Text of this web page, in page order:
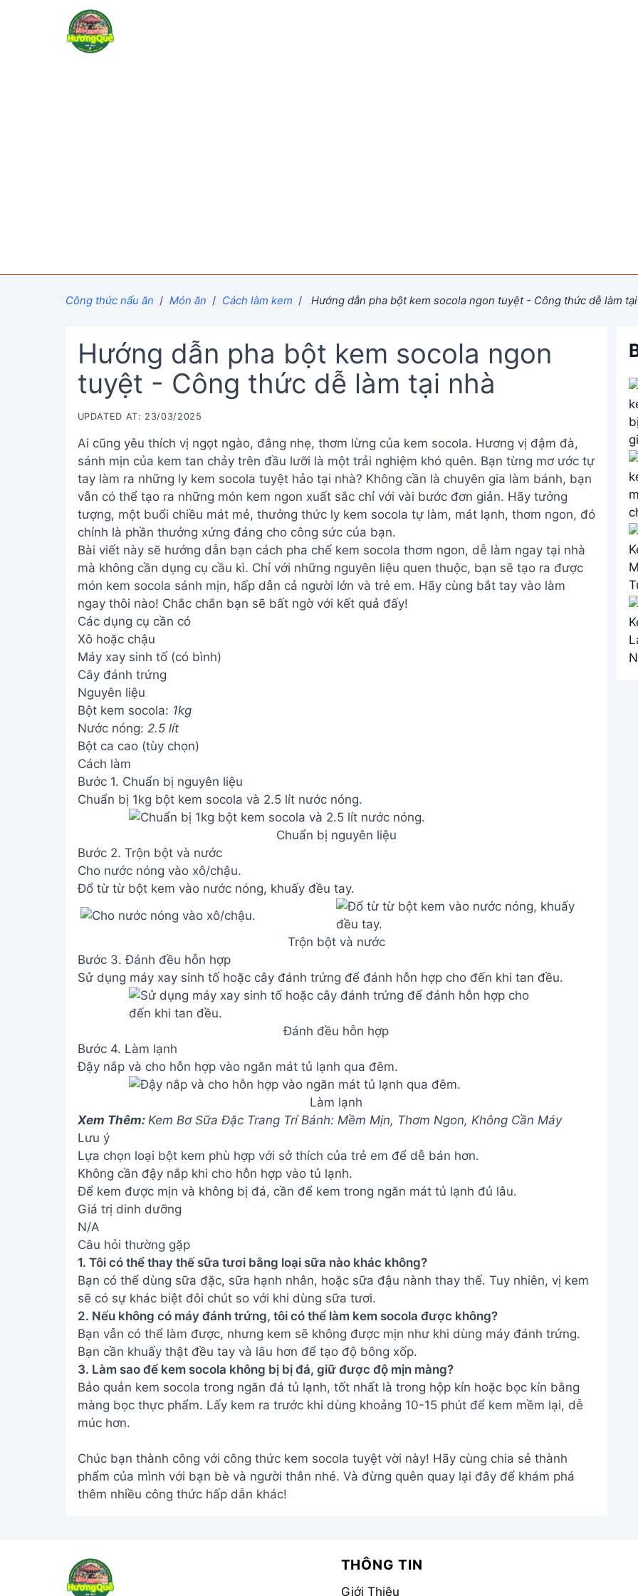
Công thức nấu ăn / Món ăn / Cách làm kem / Hướng dẫn pha bột kem socola ngon tuyệt - Công thức dễ làm
Hướng dẫn pha bột kem socola ngon
tuyệt - Công thức dễ làm tại nhà
UPDATED AT: 23/03/2025
Ai cũng yêu thích vị ngọt ngào, đắng nhẹ, thơm lừng của kem socola. Hương vị đậm đà,
sánh mịn của kem tan chảy trên đầu lưỡi là một trải nghiệm khó quên. Bạn từng mơ ước tự
tay làm ra những ly kem socola tuyệt hảo tại nhà? Không cần là chuyên gia làm bánh, bạn
vẫn có thể tạo ra những món kem ngon xuất sắc chỉ với vài bước đơn giản. Hãy tưởng
tượng, một buổi chiều mát mẻ, thưởng thức ly kem socola tự làm, mát lạnh, thơm ngon, đó
chính là phần thưởng xứng đáng cho công sức của bạn.
Bài viết này sẽ hướng dẫn bạn cách pha chế kem socola thơm ngon, dễ làm ngay tại nhà
mà không cần dụng cụ cầu kì. Chỉ với những nguyên liệu quen thuộc, bạn sẽ tạo ra được
món kem socola sánh mịn, hấp dẫn cả người lớn và trẻ em. Hãy cùng bắt tay vào làm
ngay thôi nào! Chắc chắn bạn sẽ bất ngờ với kết quả đấy!
Các dụng cụ cần có
Xô hoặc chậu
Máy xay sinh tố (có bình)
Cây đánh trứng
Nguyên liệu
Bột kem socola: 1kg
Nước nóng: 2.5 lít
Bột ca cao (tùy chọn)
Cách làm
Bước 1. Chuẩn bị nguyên liệu
Chuẩn bị 1kg bột kem socola và 2.5 lít nước nóng.
Chuẩn bị nguyên liệu
Bước 2. Trộn bột và nước
Cho nước nóng vào xô/chậu.
Đổ từ từ bột kem vào nước nóng, khuấy đều tay.
Trộn bột và nước
Bước 3. Đánh đều hỗn hợp
Sử dụng máy xay sinh tố hoặc cây đánh trứng để đánh hỗn hợp cho đến khi tan đều.
Đánh đều hỗn hợp
Bước 4. Làm lạnh
Đậy nắp và cho hỗn hợp vào ngăn mát tủ lạnh qua đêm.
Làm lạnh
Xem Thêm: Kem Bơ Sữa Đặc Trang Trí Bánh: Mềm Mịn, Thơm Ngon, Không Cần Máy
Lưu ý
Lựa chọn loại bột kem phù hợp với sở thích của trẻ em để dễ bán hơn.
Không cần đậy nắp khi cho hỗn hợp vào tủ lạnh.
Để kem được mịn và không bị đá, cần để kem trong ngăn mát tủ lạnh đủ lâu.
Giá trị dinh dưỡng
N/A
Câu hỏi thường gặp
1. Tôi có thể thay thế sữa tươi bằng loại sữa nào khác không?
Bạn có thể dùng sữa đặc, sữa hạnh nhân, hoặc sữa đậu nành thay thế. Tuy nhiên, vị kem
sẽ có sự khác biệt đôi chút so với khi dùng sữa tươi.
2. Nếu không có máy đánh trứng, tôi có thể làm kem socola được không?
Bạn vẫn có thể làm được, nhưng kem sẽ không được mịn như khi dùng máy đánh trứng.
Bạn cần khuấy thật đều tay và lâu hơn để tạo độ bông xốp.
3. Làm sao để kem socola không bị bị đá, giữ được độ mịn màng?
Bảo quản kem socola trong ngăn đá tủ lạnh, tốt nhất là trong hộp kín hoặc bọc kín bằng
màng bọc thực phẩm. Lấy kem ra trước khi dùng khoảng 10-15 phút để kem mềm lại, dễ
múc hơn.
Chúc bạn thành công với công thức kem socola tuyệt vời này! Hãy cùng chia sẻ thành
phẩm của mình với bạn bè và người thân nhé. Và đừng quên quay lại đây để khám phá
thêm nhiều công thức hấp dẫn khác!
THÔNG TIN
Giới Thiệu